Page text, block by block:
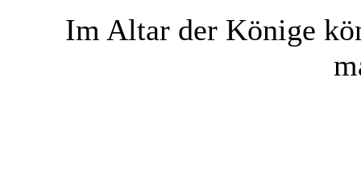
Im Altar der Könige